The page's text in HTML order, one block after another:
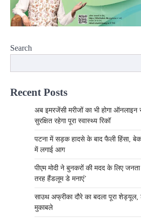
Search
Recent Posts
अब इमरजेंसी मरीजों का भी होगा ऑनलाइन
सुरक्षित रहेगा पूरा स्वास्थ्य रिकॉ
पटना में सड़क हादसे के बाद फैली हिंसा,
में लगाई आग
पीएम मोदी ने बुनकरों की मदद के लिए
तरह हैंडलूम डे मनाएं’
साउथ अफ्रीका दौरे का बदला पूरा
मुकाबले